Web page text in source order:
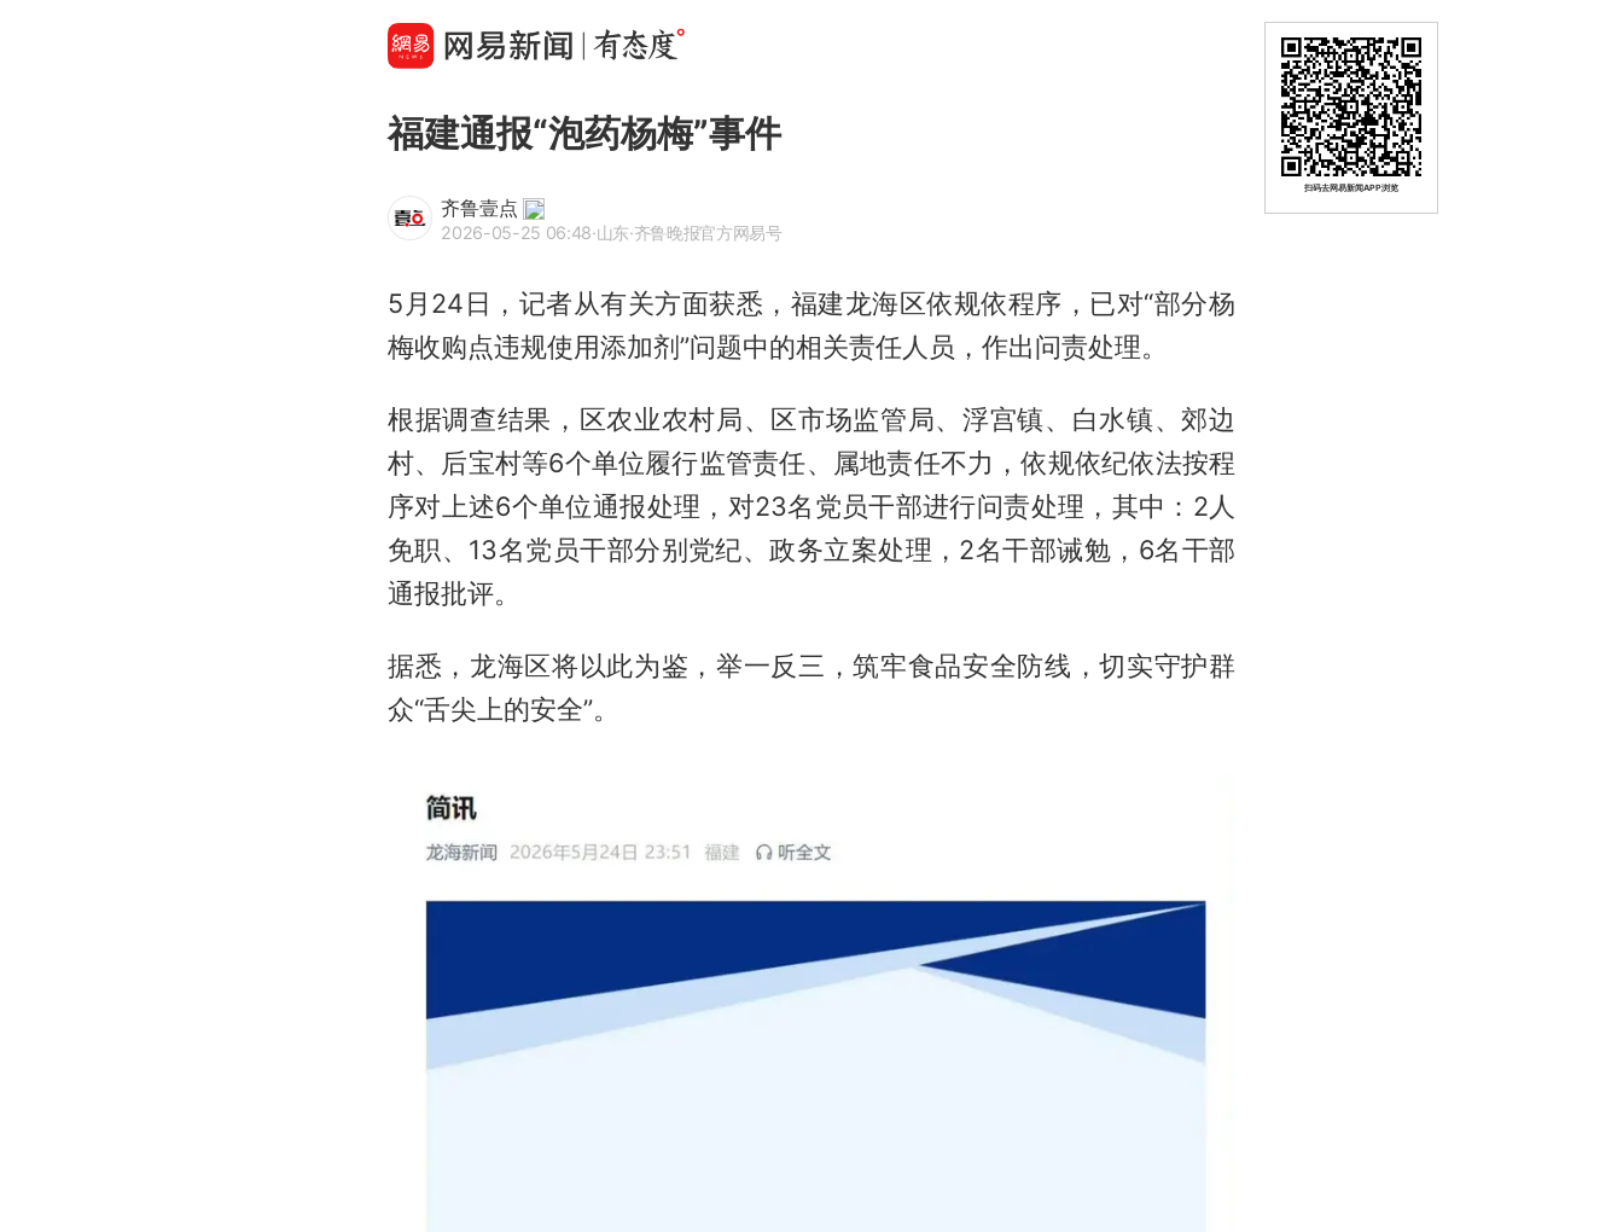
福建通报“泡药杨梅”事件
齐鲁壹点
2026-05-25 06:48·山东·齐鲁晚报官方网易号
5月24日，记者从有关方面获悉，福建龙海区依规依程序，已对“部分杨
梅收购点违规使用添加剂”问题中的相关责任人员，作出问责处理。
根据调查结果，区农业农村局、区市场监管局、浮宫镇、白水镇、郊边
村、后宝村等6个单位履行监管责任、属地责任不力，依规依纪依法按程
序对上述6个单位通报处理，对23名党员干部进行问责处理，其中：2人
免职、13名党员干部分别党纪、政务立案处理，2名干部诫勉，6名干部
通报批评。
据悉，龙海区将以此为鉴，举一反三，筑牢食品安全防线，切实守护群
众“舌尖上的安全”。
扫码去网易新闻APP浏览